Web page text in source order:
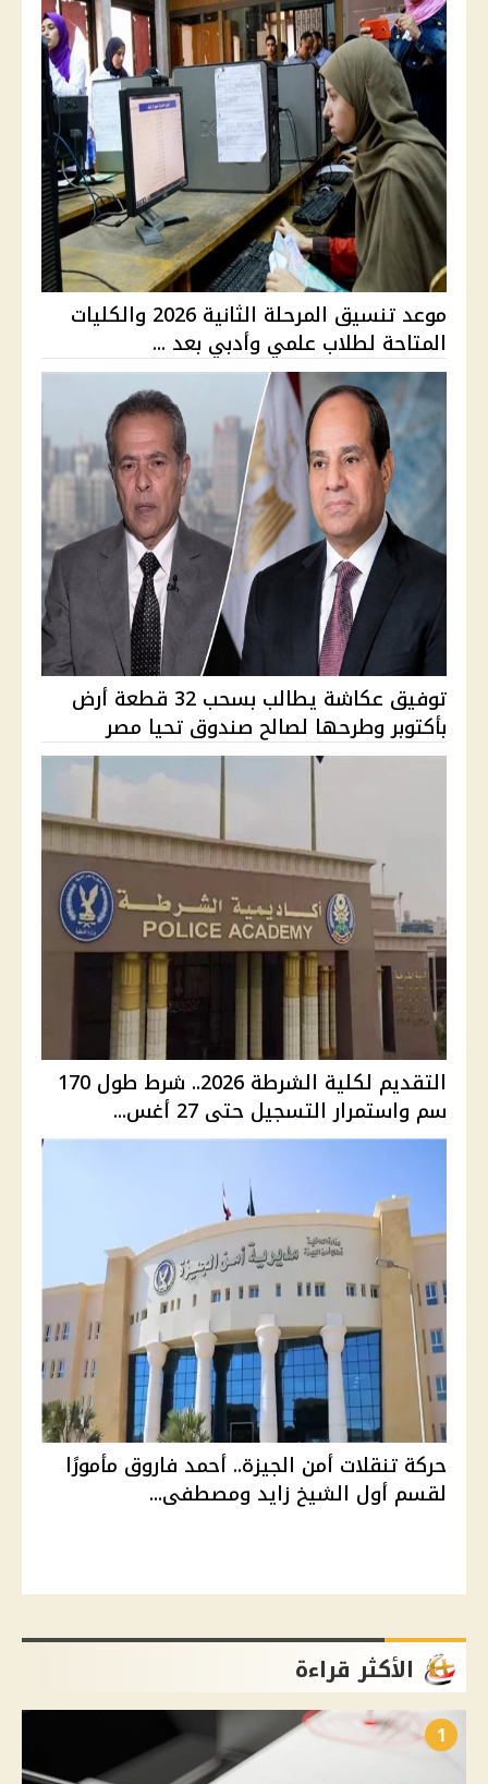
موعد تنسيق المرحلة الثانية 2026 والكليات
المتاحة لطلاب علمي وأدبي بعد ...
توفيق عكاشة يطالب بسحب 32 قطعة أرض
بأكتوبر وطرحها لصالح صندوق تحيا مصر
التقديم لكلية الشرطة 2026.. شرط طول 170
سم واستمرار التسجيل حتى 27 أغس...
حركة تنقلات أمن الجيزة.. أحمد فاروق مأمورًا
لقسم أول الشيخ زايد ومصطفى...
الأكثر قراءة
1